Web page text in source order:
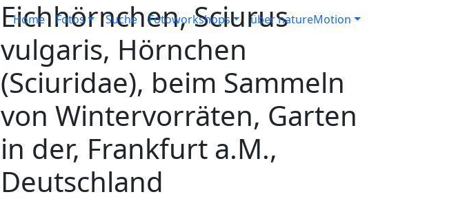
Home Fotos Suche Fotoworkshops über natureMotion
Eichhörnchen, Sciurus
vulgaris, Hörnchen
(Sciuridae), beim Sammeln
von Wintervorräten, Garten
in der, Frankfurt a.M.,
Deutschland